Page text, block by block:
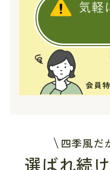
気軽
四季風だ
選ばれ続